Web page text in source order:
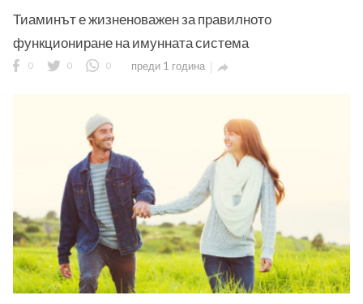
Тиаминът е жизненоважен за правилното
функциониране на имунната система
0 0 0 преди 1 година 